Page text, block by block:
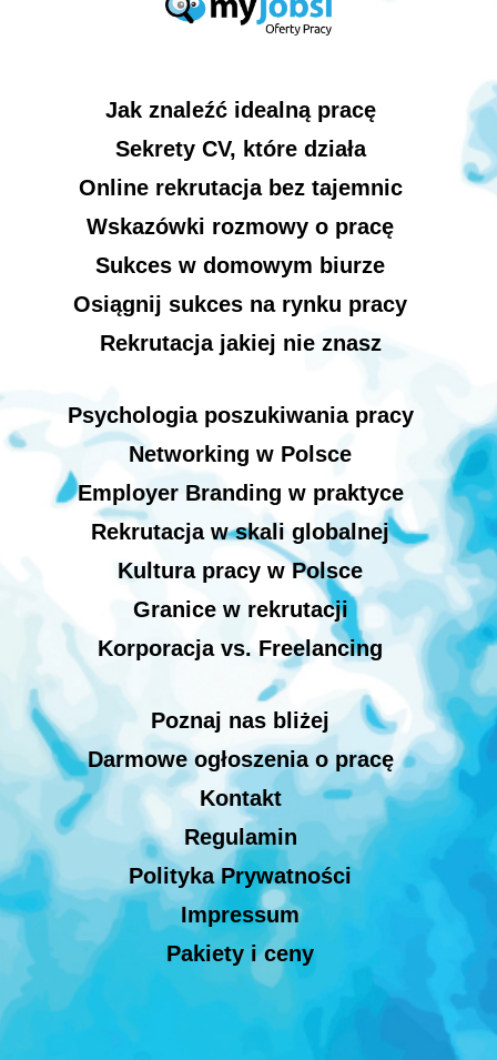
Jak znaleźć idealną pracę
Sekrety CV, które działa
Online rekrutacja bez tajemnic
Wskazówki rozmowy o pracę
Sukces w domowym biurze
Osiągnij sukces na rynku pracy
Rekrutacja jakiej nie znasz
Psychologia poszukiwania pracy
Networking w Polsce
Employer Branding w praktyce
Rekrutacja w skali globalnej
Kultura pracy w Polsce
Granice w rekrutacji
Korporacja vs. Freelancing
Poznaj nas bliżej
Darmowe ogłoszenia o pracę
Kontakt
Regulamin
Polityka Prywatności
Impressum
Pakiety i ceny